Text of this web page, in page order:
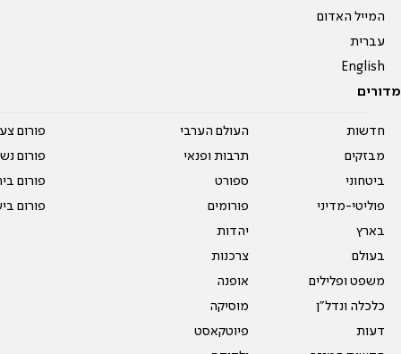
המייל האדום
עברית
English
מדורים
חדשות
מבזקים
ביטחוני
פוליטי-מדיני
בארץ
בעולם
משפט ופלילים
כלכלה ונדל"ן
דעות
העולם הערבי
תרבות ופנאי
ספורט
פורומים
יהדות
צרכנות
אופנה
מוסיקה
פיוטקאסט
פורום
פורום
פורום
פורום